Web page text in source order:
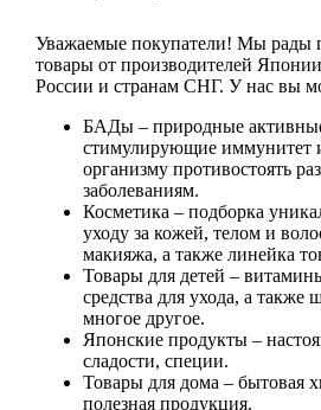
Уважаемые покупатели! Мы рады
товары от производителей
России и странам СНГ. У нас вы
БАДы– природные
стимулирующие иммунитет
организму противостоять
заболеваниям.
Косметика – подборка
уходу за кожей, телом и
макияжа, а также линейка
Товары для детей –
средства для ухода, а также
многое другое.
Японские продукты–
сладости, специи.
Товары для дома – бытовая
полезная продукция.